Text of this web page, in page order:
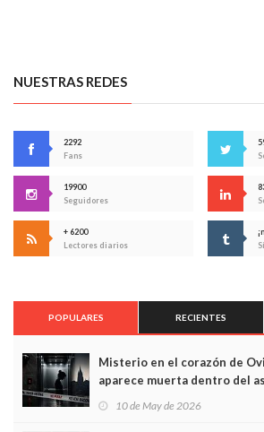
NUESTRAS REDES
2292
Fans
19900
Seguidores
+ 6200
Lectores diarios
POPULARES RECIENTES
Misterio en el corazón de
aparece muerta dentro del
edificio y las cámaras captan
10 de May de 2026